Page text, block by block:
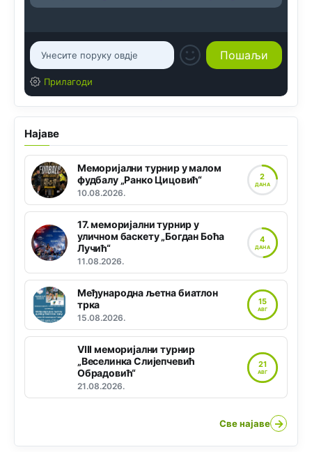
Прилагоди
Најаве
Меморијални турнир у малом
фудбалу „Ранко Цицовић“
10.08.2026.
2
ДАНА
17. меморијални турнир у
уличном баскету „Богдан Боћа
Лучић“
11.08.2026.
4
ДАНА
Међународна љетна биатлон
трка
15.08.2026.
15
АВГ
VIII меморијални турнир
„Веселинка Слијепчевић
Обрадовић“
21.08.2026.
21
АВГ
Све најаве →